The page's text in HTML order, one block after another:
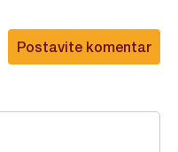
Postavite komentar